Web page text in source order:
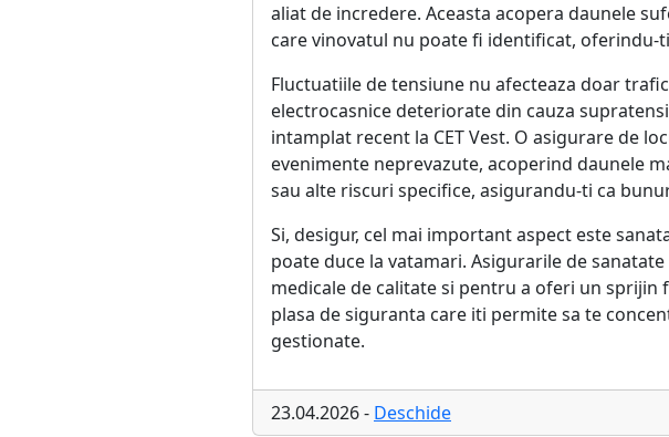
aliat de incredere. Aceasta acopera daunele
care vinovatul nu poate fi identificat, oferindu-
Fluctuatiile de tensiune nu afecteaza doar
electrocasnice deteriorate din cauza
intamplat recent la CET Vest. O asigurare de
evenimente neprevazute, acoperind daunele
sau alte riscuri specifice, asigurandu-ti ca
Si, desigur, cel mai important aspect este
poate duce la vatamari. Asigurarile de
medicale de calitate si pentru a oferi un
plasa de siguranta care iti permite sa te
gestionate.
23.04.2026 - Deschide